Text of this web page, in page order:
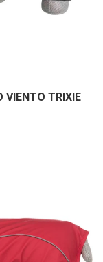
VIENTO TRIXIE